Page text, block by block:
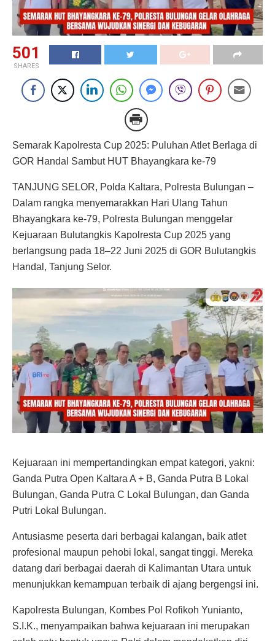
501
SHARES
Semarak Kapolresta Cup 2025: Puluhan Atlet Berlaga di
GOR Handal Sambut HUT Bhayangkara ke-79
TANJUNG SELOR, Polda Kaltara, Polresta Bulungan –
Dalam rangka menyemarakkan Hari Ulang Tahun
Bhayangkara ke-79, Polresta Bulungan menggelar
Kejuaraan Bulutangkis Kapolresta Cup 2025 yang
berlangsung pada 18–22 Juni 2025 di GOR Bulutangkis
Handal, Tanjung Selor.
Kejuaraan ini mempertandingkan empat kategori, yakni:
Ganda Putra Open Kaltara A + B, Ganda Putra B Lokal
Bulungan, Ganda Putra C Lokal Bulungan, dan Ganda
Putri Lokal Bulungan.
Antusiasme peserta dari berbagai kalangan, baik atlet
profesional maupun pehobi lokal, sangat tinggi. Mereka
datang dari berbagai daerah di Kalimantan Utara untuk
menunjukkan kemampuan terbaik di ajang bergengsi ini.
Kapolresta Bulungan, Kombes Pol Rofikoh Yunianto,
S.I.K., menyampaikan bahwa kejuaraan ini merupakan